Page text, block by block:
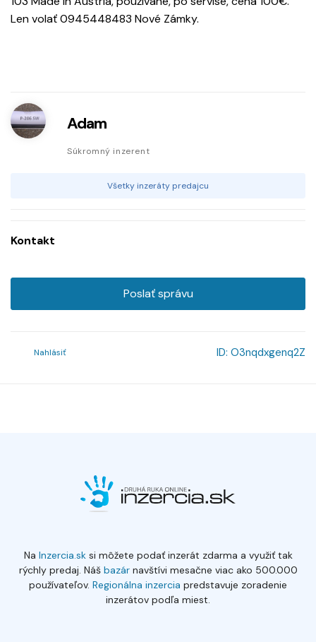
Len volať 0945448483 Nové Zámky.
Adam
Súkromný inzerent
Všetky inzeráty predajcu
Kontakt
Poslať správu
Nahlásiť ID: O3nqdxgenq2Z
Na Inzercia.sksi môžete podať inzerát zdarma a využiť tak
rýchly predaj. Náš bazárnavštívi mesačne viac ako 500.000
používateľov. Regionálna inzercia predstavuje zoradenie
inzerátov podľa miest.